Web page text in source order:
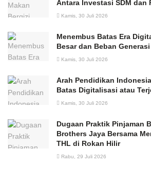
Antara Investasi SDM dan
Kamis, 30 Juli 2026
Menembus Batas Era
Besar dan Beban
Kamis, 30 Juli 2026
Arah Pendidikan
Batas Digitalisasi atau
Kamis, 30 Juli 2026
Dugaan Praktik Pinjaman
Brothers Jaya Bersama
THL di Rokan Hilir
Rabu, 29 Juli 2026